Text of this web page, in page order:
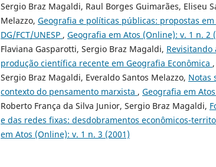
Sergio Braz Magaldi, Raul Borges Guimarães, Eliseu
Melazzo, Geografia e políticas públicas: propostas
DG/FCT/UNESP , Geografia em Atos (Online): v. 1 n. 2
Flaviana Gasparotti, Sergio Braz Magaldi, Revisitando
produção científica recente em Geografia Econômica ,
Sergio Braz Magaldi, Everaldo Santos Melazzo, Notas
contexto do pensamento marxista , Geografia em
Roberto França da Silva Junior, Sergio Braz Magaldi,
e das redes fixas: desdobramentos econômicos-
em Atos (Online): v. 1 n. 3 (2001)